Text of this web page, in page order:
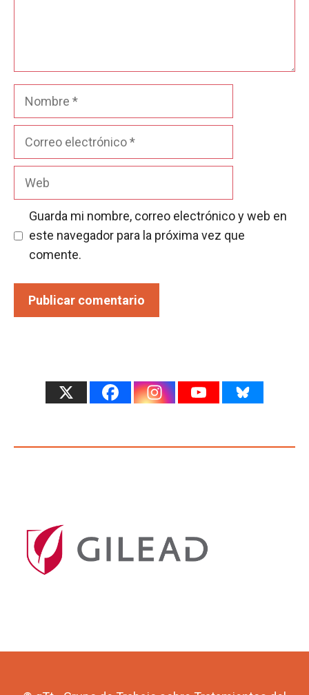
Nombre
Guarda mi nombre, correo electrónico y web en
este navegador para la próxima vez que
comente.